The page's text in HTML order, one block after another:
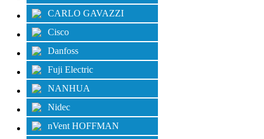
CARLO GAVAZZI
Cisco
Danfoss
Fuji Electric
NANHUA
Nidec
nVent HOFFMAN